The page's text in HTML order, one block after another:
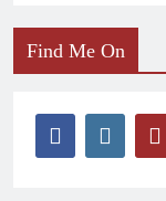
Find Me On